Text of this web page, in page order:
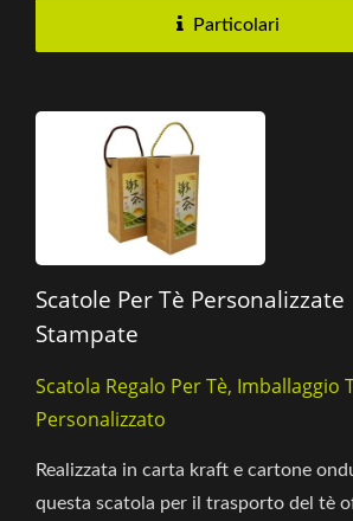
Particolari
Scatole Per Tè Personalizzate
Stampate
Scatola Regalo Per Tè, Imballaggio
Personalizzato
Realizzata in carta kraft e cartone
questa scatola per il trasporto del tè